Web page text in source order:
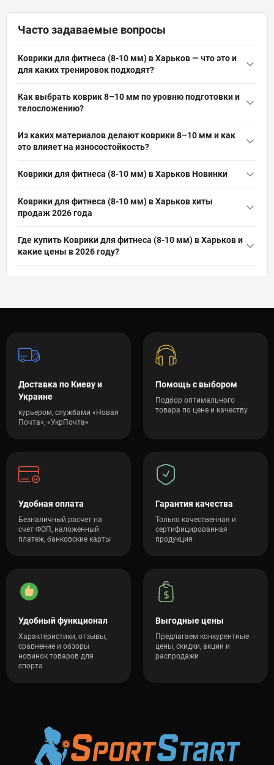
Часто задаваемые вопросы
Коврики для фитнеса (8-10 мм) в Харьков — что это и
для каких тренировок подходят?
настольные покрытия толщиной 8–10 мм, которые поглощают
обеспечивают амортизацию, нескользящую поверхность и
Как выбрать коврик 8–10 мм по уровню подготовки и
телосложению?
низкоинтенсивных практик и худощавых пользователей, 10
Учтите плотность материала, размер и компактность для
хранения, а также нескользящую поверхность.
Из каких материалов делают коврики 8–10 мм и как
это влияет на износостойкость?
пены; плотный материал повышает износостойкость и
влаге, TPE — повышенную экологичность, а ПВХ — прочность
при интенсивных домашних тренировках.
Коврики для фитнеса (8-10 мм) в Харьков Новинки
Коврик для йоги TX-019NGM NBR 1см 190х80 желтый
грн
грн
Коврик для йоги TX-019NGM NBR 1см 190х80 черный
Коврики для фитнеса (8-10 мм) в Харьков хиты
продаж 2026 года
Коврик для йоги и фитнеса Stein NBR 183 х 61 х 1 см серый
399 грн
фитнеса XR-0011 Violet— 649 грн
Где купить Коврики для фитнеса (8-10 мм) в Харьков и
какие цены в 2026 году?
официальную гарантию, профессиональную помощь в выборе
и быструю доставку тренажеров и товаров для спорта по всей
Доставка по Киеву и
Украине
курьером, службами «Новая
Почта», «УкрПочта»
Помощь с выбором
Подбор оптимального
товара по цене и качеству
Удобная оплата
Безналичный расчет на
счет ФОП, наложенный
платеж, банковские карты
Гарантия качества
Только качественная и
сертифицированная
продукция
Удобный функционал
Характеристики, отзывы,
сравнение и обзоры
новинок товаров для
спорта
Выгодные цены
Предлагаем конкурентные
цены, скидки, акции и
распродажи